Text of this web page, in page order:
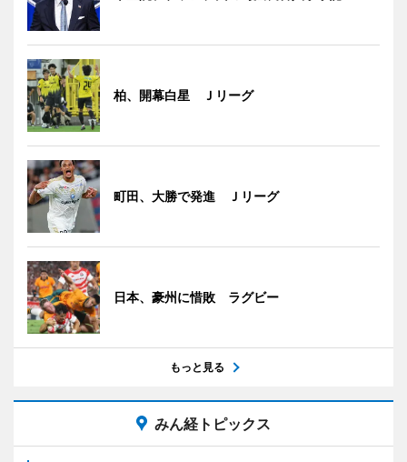
柏、開幕白星 Ｊリーグ
町田、大勝で発進 Ｊリーグ
日本、豪州に惜敗 ラグビー
もっと見る
みん経トピックス